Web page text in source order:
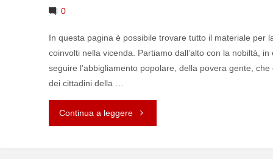
0
In questa pagina è possibile trovare tutto il materiale per
coinvolti nella vicenda. Partiamo dall’alto con la nobiltà,
seguire l’abbigliamento popolare, della povera gente,
dei cittadini della …
Continua a leggere "ABITI